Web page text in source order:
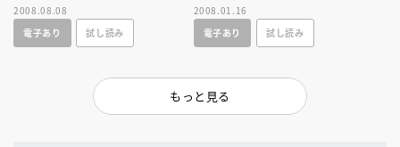
顔になる、かがくいひろしの絵
本。
2008.08.08
電子あり
試し読み
んなが笑顔になる、かがくいひ
ろしの絵本。
2008.01.16
電子あり
試し読み
もっと見る